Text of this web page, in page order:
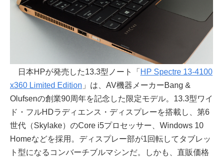
日本HPが発売した13.3型ノート「 HP Spectre 13-4100
x360 Limited Edition 」は、AV機器メーカーBang &
Olufsenの創業90周年を記念した限定モデル。13.3型ワイ
ド・フルHDラディエンス・ディスプレーを搭載し、第6
世代（Skylake）のCore i5プロセッサー、Windows 10
Homeなどを採用。ディスプレー部が1回転してタブレッ
ト型になるコンバーチブルマシンだ。しかも、直販価格